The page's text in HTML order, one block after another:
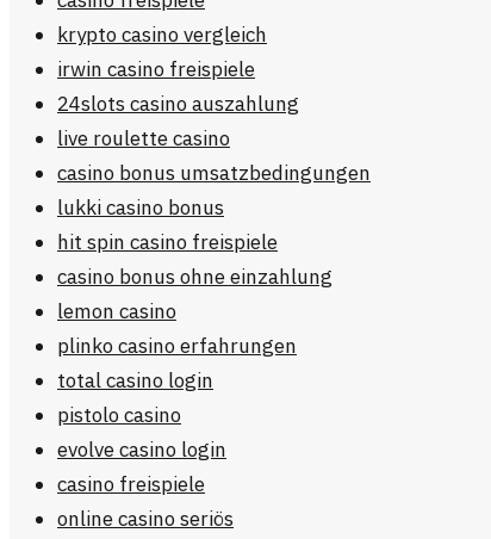
krypto casino vergleich
irwin casino freispiele
24slots casino auszahlung
live roulette casino
casino bonus umsatzbedingungen
lukki casino bonus
hit spin casino freispiele
casino bonus ohne einzahlung
lemon casino
plinko casino erfahrungen
total casino login
pistolo casino
evolve casino login
casino freispiele
online casino seriös